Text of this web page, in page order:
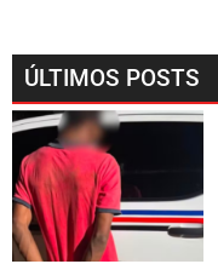
ÚLTIMOS POSTS